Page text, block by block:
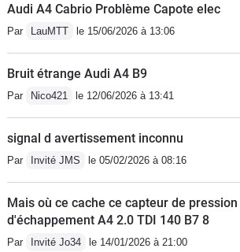
Audi A4 Cabrio Problème Capote elec
Par LauMTT le 15/06/2026 à 13:06
Bruit étrange Audi A4 B9
Par Nico421 le 12/06/2026 à 13:41
signal d avertissement inconnu
Par Invité JMS le 05/02/2026 à 08:16
Mais où ce cache ce capteur de
d'échappement A4 2.0 TDI 140 B7 8
Par Invité Jo34 le 14/01/2026 à 21:00